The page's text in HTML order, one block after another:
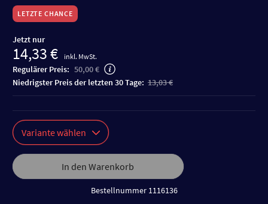
LETZTE CHANCE
Jetzt nur
14,33 € inkl. MwSt.
Regulärer Preis: 50,00 €
niedrigster Preis der letzten 30 Tage: 13,03 €
Variante wählen
In den Warenkorb
Bestellnummer 1116136